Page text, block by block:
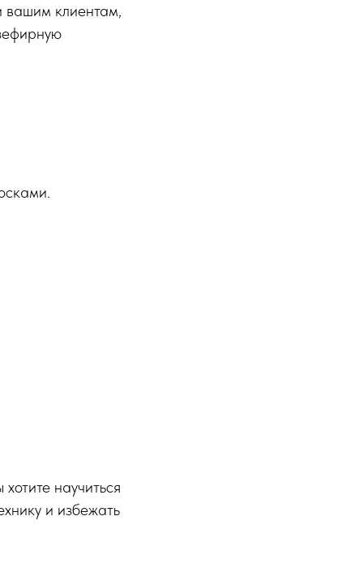
вашим клиентам,
научиться
и избежать